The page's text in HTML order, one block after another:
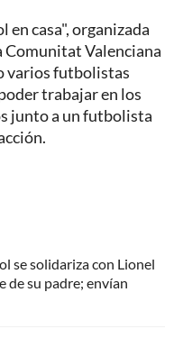
en casa", organizada
Comunitat Valenciana
varios futbolistas
trabajar en los
junto a un futbolista
se solidariza con Lionel
de su padre; envían